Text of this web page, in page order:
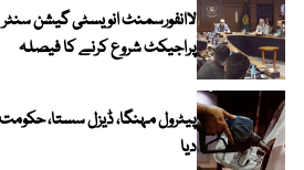
لاانفورسمنٹ انویسٹی گیشن
پراجیکٹ شروع کرنے کا فیصلہ
پیٹرول مہنگا، ڈیزل سستا،
دیا